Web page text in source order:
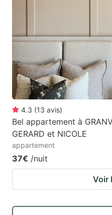
4.3 (13 avis)
Bel appartement à
GERARD et NICOLE
appartement
37€ /nuit
Voir